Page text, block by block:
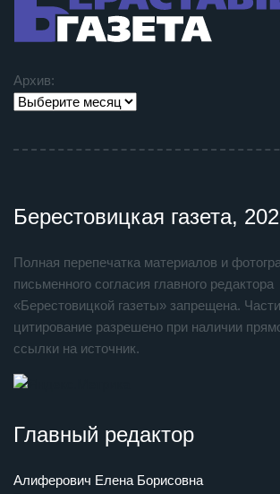
Архив:
Берестовицкая газета,
Полная перепечатка материалов и
письменного согласия главного редактора
«Берестовицкой газеты» запрещена.
цитирование разрешено при наличии
ссылки на источник.
Главный редактор
Алиферович Елена Борисовна